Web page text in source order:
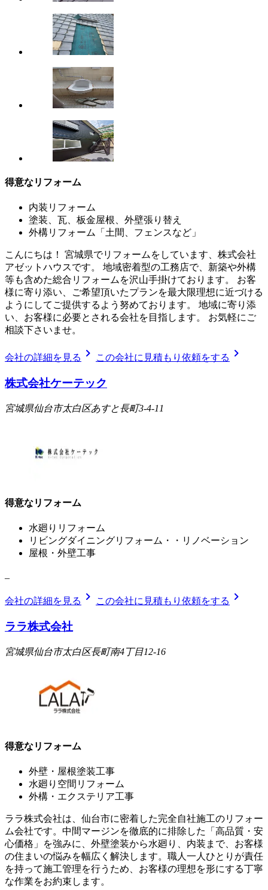
得意なリフォーム
内装リフォーム
塗装、瓦、板金屋根、外壁張り替え
外構リフォーム「土間、フェンスなど」
こんにちは！ 宮城県でリフォームをしています、株式会社
アゼットハウスです。 地域密着型の工務店で、新築や外構
等も含めた総合リフォームを沢山手掛けております。 お客
様に寄り添い、ご希望頂いたプランを最大限理想に近づける
ようにしてご提供するよう努めております。 地域に寄り添
い、お客様に必要とされる会社を目指します。 お気軽にご
相談下さいませ。
会社の詳細を見る chevron_right この会社に見積もり依頼をする chevron_right
株式会社ケーテック
宮城県仙台市太白区あすと長町3-4-11
得意なリフォーム
水廻りリフォーム
リビングダイニングリフォーム・・リノベーション
屋根・外壁工事
会社の詳細を見る chevron_right この会社に見積もり依頼をする chevron_right
ララ株式会社
宮城県仙台市太白区長町南4丁目12-16
得意なリフォーム
外壁・屋根塗装工事
水廻り空間リフォーム
外構・エクステリア工事
ララ株式会社は、仙台市に密着した完全自社施工のリフォー
ム会社です。中間マージンを徹底的に排除した「高品質・安
心価格」を強みに、外壁塗装から水廻り、内装まで、お客様
の住まいの悩みを幅広く解決します。職人一人ひとりが責任
を持って施工管理を行うため、お客様の理想を形にする丁寧
な作業をお約束します。